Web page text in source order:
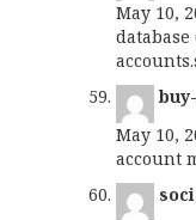
May 10,
May 10,
account